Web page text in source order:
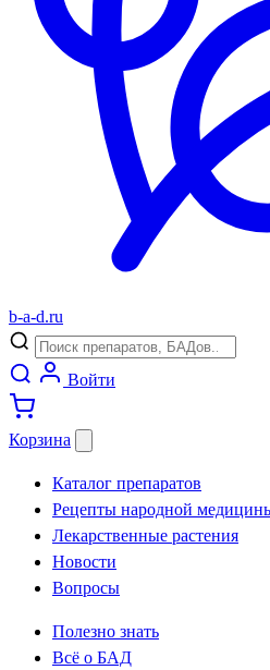
b-a-d.ru
Войти
Корзина
Каталог препаратов
Рецепты народной
Лекарственные растения
Новости
Вопросы
Полезно знать
Всё о БАД